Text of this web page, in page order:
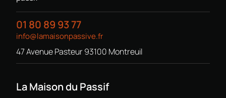
01 80 89 93 77
info@lamaisonpassive.fr
47 Avenue Pasteur 93100 Montreuil
La Maison du Passif